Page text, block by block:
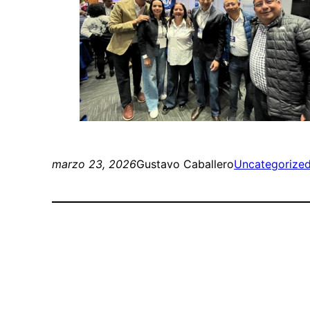
marzo 23, 2026Gustavo Caballero